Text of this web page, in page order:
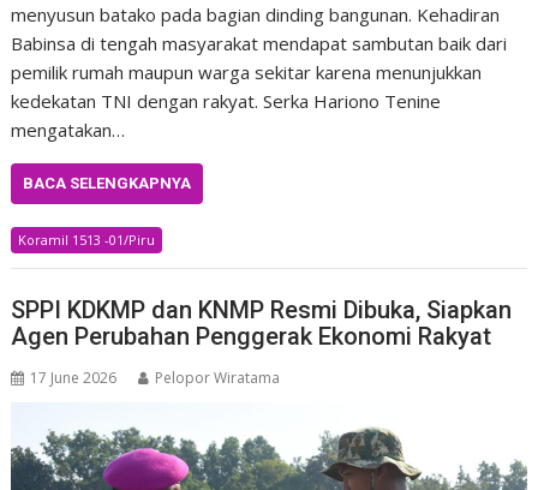
menyusun batako pada bagian dinding bangunan. Kehadiran
Babinsa di tengah masyarakat mendapat sambutan baik dari
pemilik rumah maupun warga sekitar karena menunjukkan
kedekatan TNI dengan rakyat. Serka Hariono Tenine
mengatakan…
BACA SELENGKAPNYA
Koramil 1513 -01/Piru
SPPI KDKMP dan KNMP Resmi Dibuka, Siapkan
Agen Perubahan Penggerak Ekonomi Rakyat
17 June 2026 Pelopor Wiratama